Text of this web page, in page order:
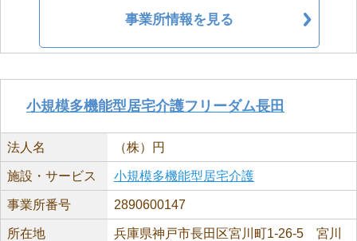
事業所情報を見る
小規模多機能型居宅介護フリーダム長田
法人名 （株）円
施設・サービス 小規模多機能型居宅介護
事業所番号 2890600147
所在地
兵庫県神戸市長田区宮川町1-26-5 宮川